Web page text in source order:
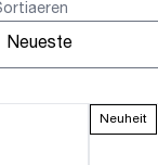
Neuheit